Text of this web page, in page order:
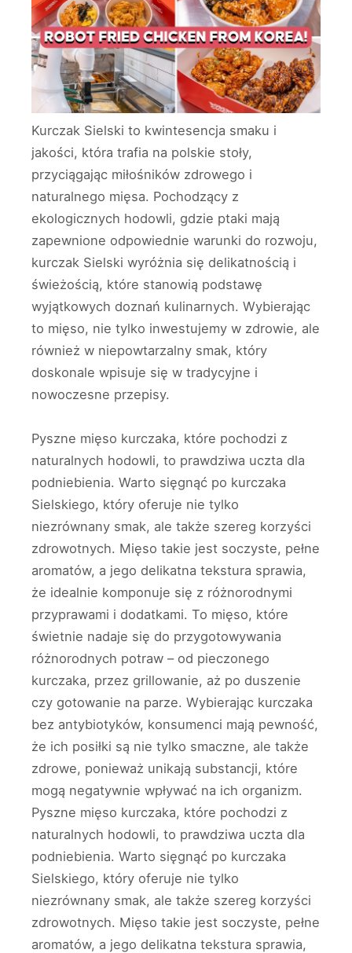
Kurczak Sielski to kwintesencja smaku i
jakości, która trafia na polskie stoły,
przyciągając miłośników zdrowego i
naturalnego mięsa. Pochodzący z
ekologicznych hodowli, gdzie ptaki mają
zapewnione odpowiednie warunki do rozwoju,
kurczak Sielski wyróżnia się delikatnością i
świeżością, które stanowią podstawę
wyjątkowych doznań kulinarnych. Wybierając
to mięso, nie tylko inwestujemy w zdrowie, ale
również w niepowtarzalny smak, który
doskonale wpisuje się w tradycyjne i
nowoczesne przepisy.
Pyszne mięso kurczaka, które pochodzi z
naturalnych hodowli, to prawdziwa uczta dla
podniebienia. Warto sięgnąć po kurczaka
Sielskiego, który oferuje nie tylko
niezrównany smak, ale także szereg korzyści
zdrowotnych. Mięso takie jest soczyste, pełne
aromatów, a jego delikatna tekstura sprawia,
że idealnie komponuje się z różnorodnymi
przyprawami i dodatkami. To mięso, które
świetnie nadaje się do przygotowywania
różnorodnych potraw – od pieczonego
kurczaka, przez grillowanie, aż po duszenie
czy gotowanie na parze. Wybierając kurczaka
bez antybiotyków, konsumenci mają pewność,
że ich posiłki są nie tylko smaczne, ale także
zdrowe, ponieważ unikają substancji, które
mogą negatywnie wpływać na ich organizm.
Pyszne mięso kurczaka, które pochodzi z
naturalnych hodowli, to prawdziwa uczta dla
podniebienia. Warto sięgnąć po kurczaka
Sielskiego, który oferuje nie tylko
niezrównany smak, ale także szereg korzyści
zdrowotnych. Mięso takie jest soczyste, pełne
aromatów, a jego delikatna tekstura sprawia,